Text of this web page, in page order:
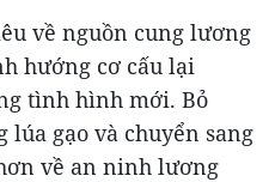
về nguồn cung lương
hướng cơ cấu lại
tình hình mới. Bỏ
gạo và chuyển sang
về an ninh lương